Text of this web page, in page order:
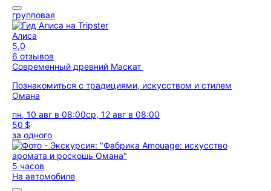
групповая
Алиса
5,0
6 отзывов
Современный древний Маскат
Познакомиться с традициями, искусством и стилем
Омана
пн, 10 авг в 08:00ср, 12 авг в 08:00
50 $
за одного
5 часов
На автомобиле